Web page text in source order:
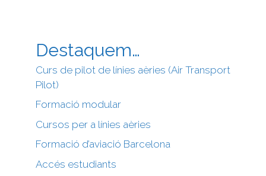
Destaquem…
Curs de pilot de línies aèries (Air Transport
Pilot)
Formació modular
Cursos per a línies aèries
Formació d’aviació Barcelona
Accés estudiants